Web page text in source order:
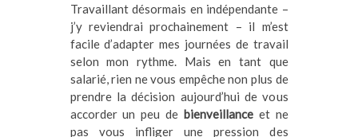
Travaillant désormais en indépendante –
j’y reviendrai prochainement – il m’est
facile d’adapter mes journées de travail
selon mon rythme. Mais en tant que
salarié, rien ne vous empêche non plus de
prendre la décision aujourd’hui de vous
accorder un peu de bienveillanceet ne
pas vous infliger une pression des